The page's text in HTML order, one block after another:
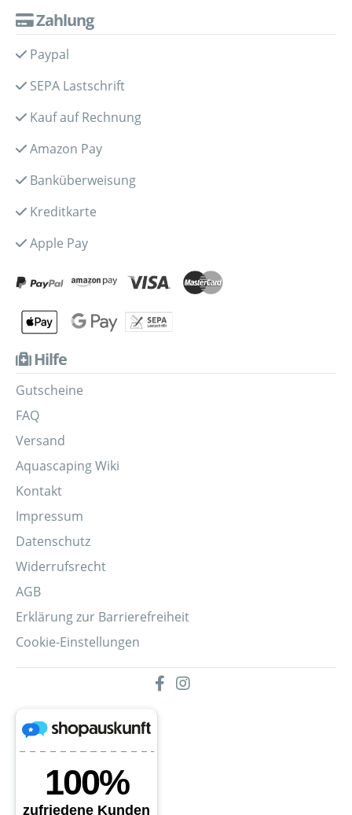
Zahlung
Paypal
SEPA Lastschrift
Kauf auf Rechnung
Amazon Pay
Banküberweisung
Kreditkarte
Apple Pay
Hilfe
Gutscheine
FAQ
Versand
Aquascaping Wiki
Kontakt
Impressum
Datenschutz
Widerrufsrecht
AGB
Erklärung zur Barrierefreiheit
Cookie-Einstellungen